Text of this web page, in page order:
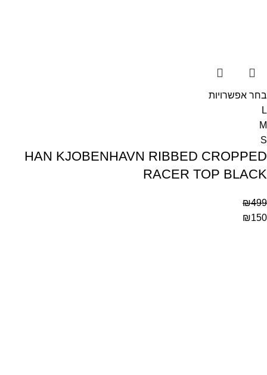
בחר אפשרויות
L
M
S
HAN KJOBENHAVN RIBBED CROPPED
RACER TOP BLACK
₪499
₪150